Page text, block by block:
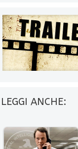
LEGGI ANCHE: